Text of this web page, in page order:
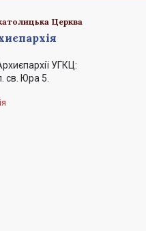
Церква
УГКЦ:
св. Юра 5.